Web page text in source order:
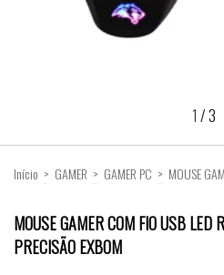
1 /3
Início > GAMER > GAMER PC > MOUSE
MOUSE GAMER COM FIO USB
PRECISÃO EXBOM